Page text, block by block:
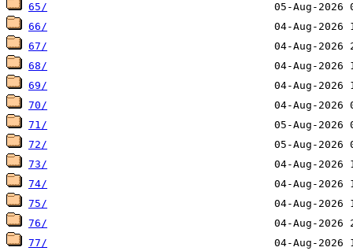
65/
66/
67/
68/
69/
70/
71/
72/
73/
74/
75/
76/
77/